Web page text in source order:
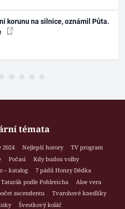
korunu na silnice, oznámil Půta.
témata
Nejlepší horory
TV program
Počasí
Kdy budou volby
– katalog
7 pádů Honzy Dědka
Tatarák podle Pohlreicha
Aloe vera
ascendentu
Tvarohové knedlíky
Švestkový koláč